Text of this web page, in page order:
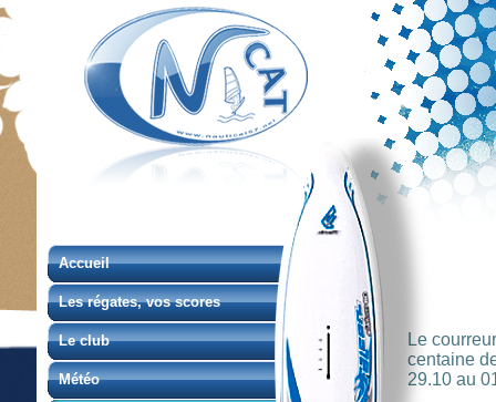
Accueil
Les régates, vos scores
Le club
Météo
Le
centaine
29.10 au